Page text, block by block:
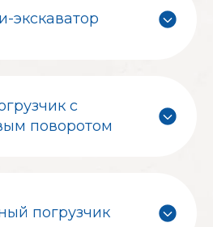
экскаватор
с
поворотом
погрузчик